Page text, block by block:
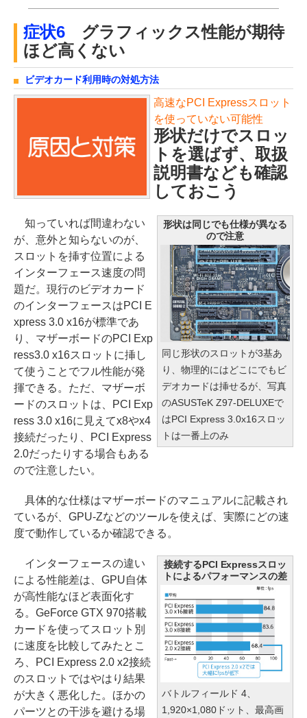
症状6グラフィックス性能が期待
ほど高くない
ビデオカード利用時の対処方法
高速なPCI Expressスロット
を使っていない可能性
形状だけでスロッ
トを選ばず、取扱
説明書なども確認
しておこう
形状は同じでも仕様が異なる
ので注意
同じ形状のスロットが3基あ
り、物理的にはどこにでもビ
デオカードは挿せるが、写真
のASUSTeK Z97-DELUXEで
はPCI Express 3.0x16スロッ
トは一番上のみ
知っていれば間違わない
が、意外と知らないのが、
スロットを挿す位置による
インターフェース速度の問
題だ。現行のビデオカード
のインターフェースはPCI E
xpress 3.0 x16が標準であ
り、マザーボードのPCI Exp
ress3.0 x16スロットに挿し
て使うことでフル性能が発
揮できる。ただ、マザーボ
ードのスロットは、PCI Exp
ress 3.0 x16に見えてx8やx4
接続だったり、PCI Express
2.0だったりする場合もある
ので注意したい。
具体的な仕様はマザーボードのマニュアルに記載され
ているが、GPU-Zなどのツールを使えば、実際にどの速
度で動作しているか確認できる。
接続するPCI Expressスロッ
トによるパフォーマンスの差
バトルフィールド 4、
1,920×1,080ドット、最高画
インターフェースの違い
による性能差は、GPU自体
が高性能なほど表面化す
る。GeForce GTX 970搭載
カードを使ってスロット別
に速度を比較してみたとこ
ろ、PCI Express 2.0 x2接続
のスロットではやはり結果
が大きく悪化した。ほかの
パーツとの干渉を避ける場